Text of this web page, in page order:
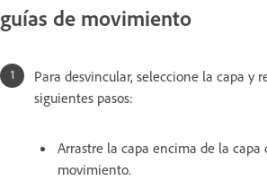
guías de movimiento
Para desvincular, seleccione la capa y
siguientes pasos:
Arrastre la capa encima de la capa
movimiento.